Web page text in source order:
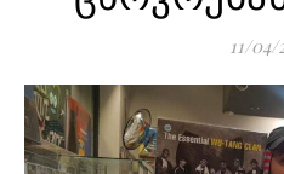
11/04/